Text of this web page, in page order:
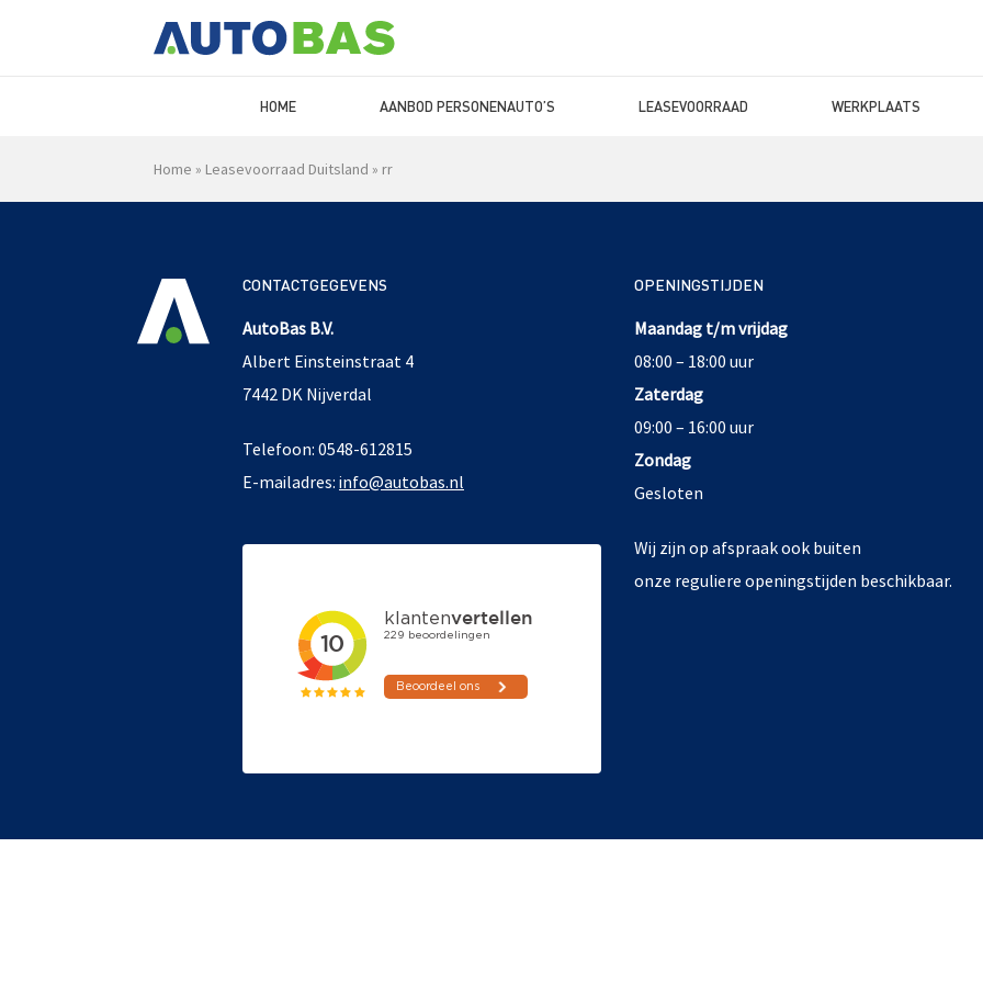
HOME AANBOD PERSONENAUTO’S LEASEVOORRAAD WERKPLAATS
Home » Leasevoorraad Duitsland » rr
CONTACTGEGEVENS
AutoBas B.V.
Albert Einsteinstraat 4
7442 DK Nijverdal
Telefoon: 0548-612815
E-mailadres: info@autobas.nl
OPENINGSTIJDEN
Maandag t/m vrijdag
08:00 – 18:00 uur
Zaterdag
09:00 – 16:00 uur
Zondag
Gesloten
Wij zijn op afspraak ook buiten
onze reguliere openingstijden beschikbaar.